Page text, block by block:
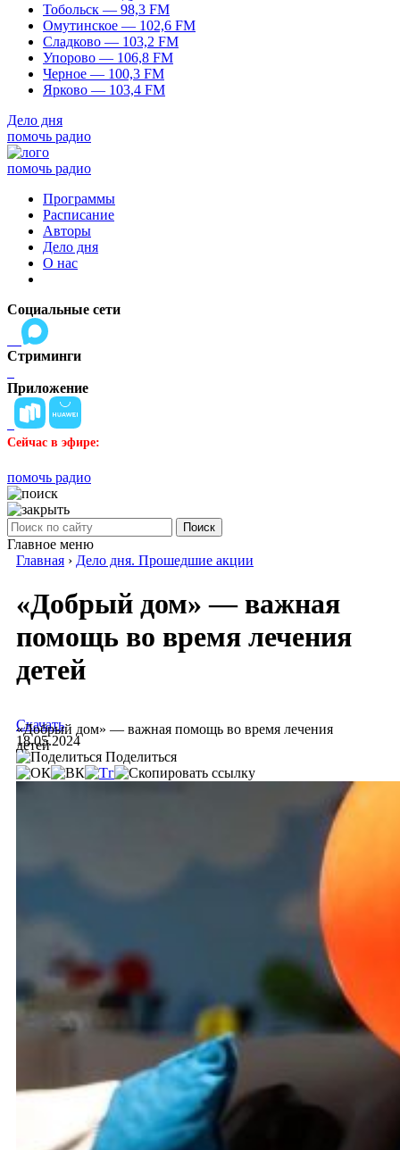
Тобольск — 98,3 FM
Омутинское — 102,6 FM
Сладково — 103,2 FM
Упорово — 106,8 FM
Черное — 100,3 FM
Ярково — 103,4 FM
Дело дня
помочь радио
помочь радио
Программы
Расписание
Авторы
Дело дня
О нас
Социальные сети
Стриминги
Приложение
Сейчас в эфире:
помочь радио
Поиск
Главное меню
Главная › Дело дня. Прошедшие акции
«Добрый дом» — важная
помощь во время лечения
детей
«Добрый дом» — важная помощь во время лечения
детей
Скачать
18.05.2024
Поделиться